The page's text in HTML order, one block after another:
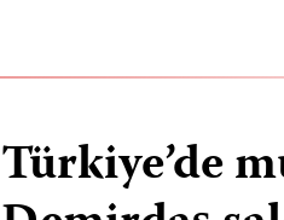
Türkiye’de